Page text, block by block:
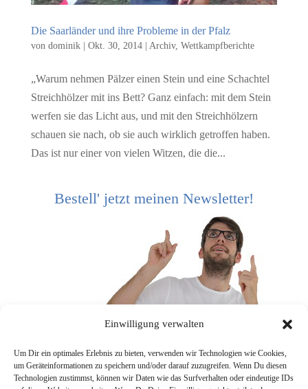
Einwilligung verwalten
Um Dir ein optimales Erlebnis zu bieten, verwenden wir Technologien wie Cookies,
um Geräteinformationen zu speichern und/oder darauf zuzugreifen. Wenn Du diesen
Technologien zustimmst, können wir Daten wie das Surfverhalten oder eindeutige IDs
Die Saarländer und ihre Probleme in der Pfalz
von dominik| Okt. 30, 2014| Archiv, Wettkampfberichte
„Warum nehmen Pälzer einen Stein und eine Schachtel
Streichhölzer mit ins Bett? Ganz einfach: mit dem Stein
werfen sie das Licht aus, und mit den Streichhölzern
schauen sie nach, ob sie auch wirklich getroffen haben.
Das ist nur einer von vielen Witzen, die die...
Bestell' jetzt meinen Newsletter!
[mc4wp_form]